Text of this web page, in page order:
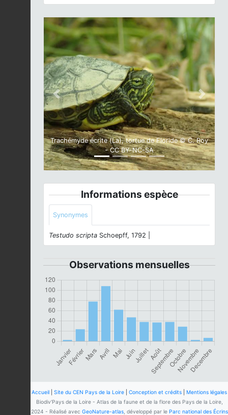
Trachémyde écrite (La), tortue de Floride © C. Roy
- CC BY-NC-SA
Previous Next
Informations espèce
Synonymes
Testudo scripta Schoepff, 1792 |
Observations mensuelles
Accueil Site du CEN Pays de la Loire Conception et crédits
Mentions légales
Biodiv'Pays de la Loire - Atlas de la faune et de la flore des Pays de la Loire,
2024 - Réalisé avec GeoNature-atlas, développé par le Parc national des Écrins